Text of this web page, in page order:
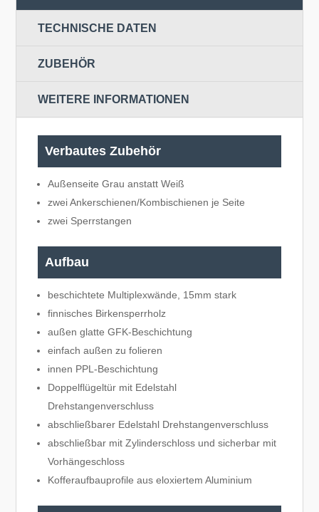
TECHNISCHE DATEN
ZUBEHÖR
WEITERE INFORMATIONEN
Verbautes Zubehör
Außenseite Grau anstatt Weiß
zwei Ankerschienen/Kombischienen je Seite
zwei Sperrstangen
Aufbau
beschichtete Multiplexwände, 15mm stark
finnisches Birkensperrholz
außen glatte GFK-Beschichtung
einfach außen zu folieren
innen PPL-Beschichtung
Doppelflügeltür mit Edelstahl
Drehstangenverschluss
abschließbarer Edelstahl Drehstangenverschluss
abschließbar mit Zylinderschloss und sicherbar mit
Vorhängeschloss
Kofferaufbauprofile aus eloxiertem Aluminium